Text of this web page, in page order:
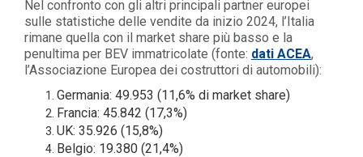
Nel confronto con gli altri principali partner europei
sulle statistiche delle vendite da inizio 2024, l’Italia
rimane quella con il market share più basso e la
penultima per BEV immatricolate (fonte: dati ACEA,
l’Associazione Europea dei costruttori di automobili):
Germania: 49.953 (11,6% di market share)
Francia: 45.842 (17,3%)
UK: 35.926 (15,8%)
Belgio: 19.380 (21,4%)